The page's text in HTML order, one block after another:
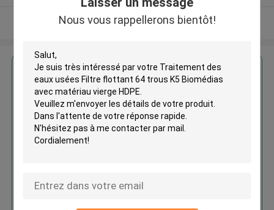
Nous vous rappellerons bientôt!
Regardez plus
Traitement des eaux usées Filtre
flottant 64 trous K5 Biomédias
avec matériau vierge HDPE